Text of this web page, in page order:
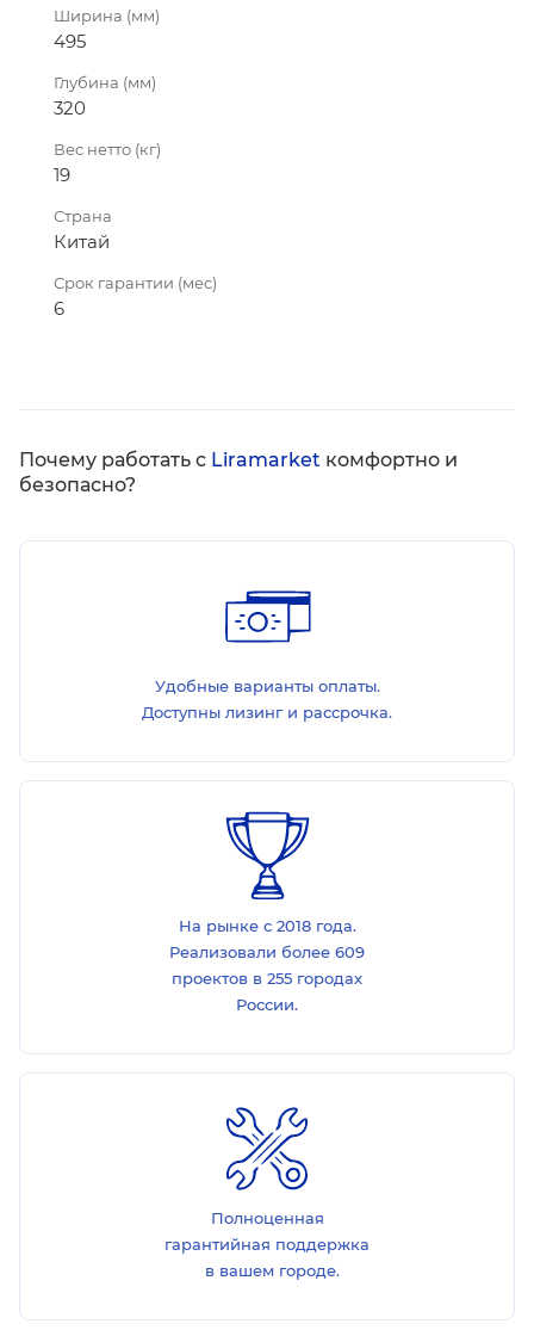
Ширина (мм)
495
Глубина (мм)
320
Вес нетто (кг)
19
Страна
Китай
Срок гарантии (мес)
6
Почему работать с Liramarket комфортно и
безопасно?
Удобные варианты оплаты.
Доступны лизинг и рассрочка.
На рынке с 2018 года.
Реализовали более 609
проектов в 255 городах
России.
Полноценная
гарантийная поддержка
в вашем городе.